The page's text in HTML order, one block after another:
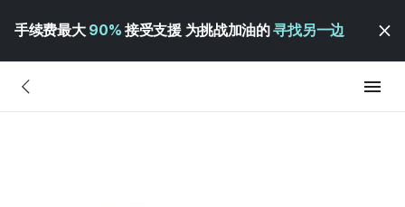
手续费最大 90% 接受支援 为挑战加油的寻找另一边